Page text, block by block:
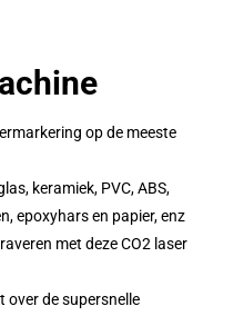
op de meeste
keramiek, PVC, ABS,
epoxyhars en papier, enz
met deze CO2 laser
over de supersnelle